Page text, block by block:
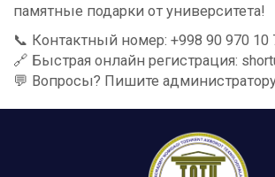
памятные подарки от университета!
📞 Контактный номер: +998 90 970 10
🔗 Быстрая онлайн регистрация:
💬 Вопросы? Пишите